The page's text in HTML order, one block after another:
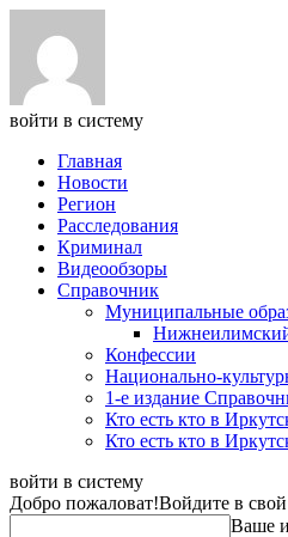
войти в систему
Главная
Новости
Регион
Расследования
Криминал
Видеообзоры
Справочник
Муниципальные
Конфессии
Национально-
1-е издание
Кто есть кто в
Кто есть кто в
войти в систему
Добро пожаловат!Войдите в свой
Ваше